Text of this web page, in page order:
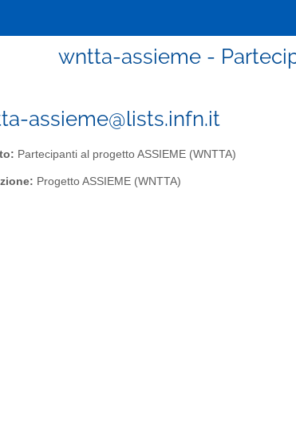
wntta-assieme -
assieme@lists.infn.it
Partecipanti al progetto ASSIEME (WNTTA)
Progetto ASSIEME (WNTTA)